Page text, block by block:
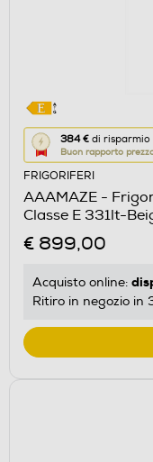
384 € di risparmio
Buon rapporto
Questa
azione
aprirà
il
Calcolatore
di
energetico
di
Youreko.
FRIGORIFERI
AAAMAZE -
Classe E 331lt-
€ 899,00
Acquisto online:
Ritiro in negozio in